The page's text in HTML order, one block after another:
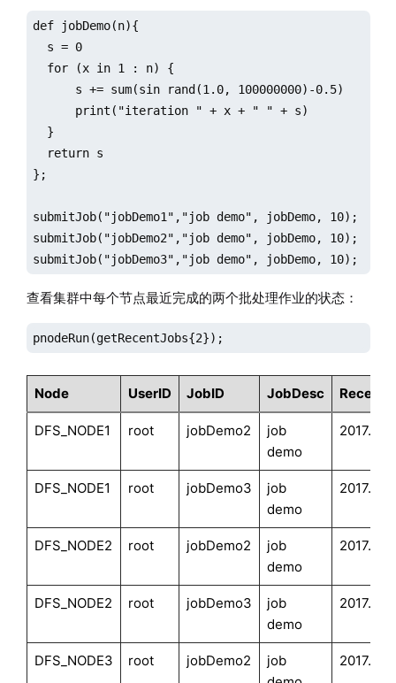
def jobDemo(n){
  s = 0
  for (x in 1 : n) {
      s += sum(sin rand(1.0, 100000000)-0.5)
      print("iteration " + x + " " + s)
  }
  return s
};
submitJob("jobDemo1","job demo", jobDemo, 10);
submitJob("jobDemo2","job demo", jobDemo, 10);
submitJob("jobDemo3","job demo", jobDemo, 10);
查看集群中每个节点最近完成的两个批处理作业的状态：
pnodeRun(getRecentJobs{2});
Node UserID JobID JobDesc
DFS_NODE1 root jobDemo2
job
demo
DFS_NODE1 root jobDemo3
job
demo
DFS_NODE2 root jobDemo2
job
demo
DFS_NODE2 root jobDemo3
job
demo
DFS_NODE3 root jobDemo2
job